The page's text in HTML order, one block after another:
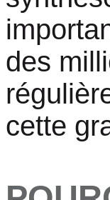
des
cette